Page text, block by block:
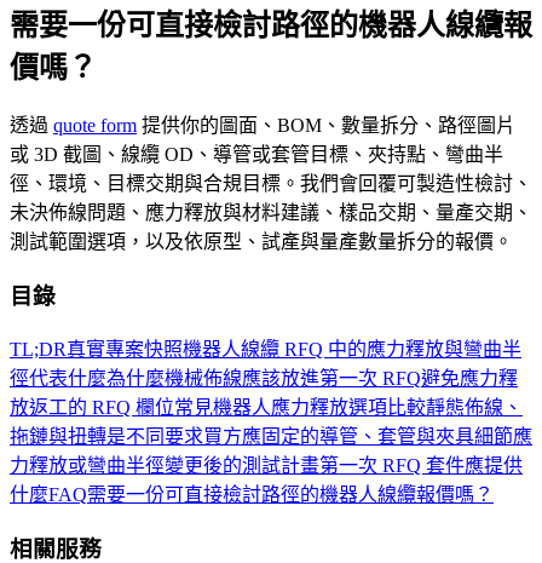
需要一份可直接檢討路徑的機器人線纜報
價嗎？
透過 quote form 提供你的圖面、BOM、數量拆分、路徑圖片
或 3D 截圖、線纜 OD、導管或套管目標、夾持點、彎曲半
徑、環境、目標交期與合規目標。我們會回覆可製造性檢討、
未決佈線問題、應力釋放與材料建議、樣品交期、量產交期、
測試範圍選項，以及依原型、試產與量產數量拆分的報價。
目錄
TL;DR真實專案快照機器人線纜 RFQ 中的應力釋放與彎曲半
徑代表什麼為什麼機械佈線應該放進第一次 RFQ避免應力釋
放返工的 RFQ 欄位常見機器人應力釋放選項比較靜態佈線、
拖鏈與扭轉是不同要求買方應固定的導管、套管與夾具細節應
力釋放或彎曲半徑變更後的測試計畫第一次 RFQ 套件應提供
什麼FAQ需要一份可直接檢討路徑的機器人線纜報價嗎？
相關服務